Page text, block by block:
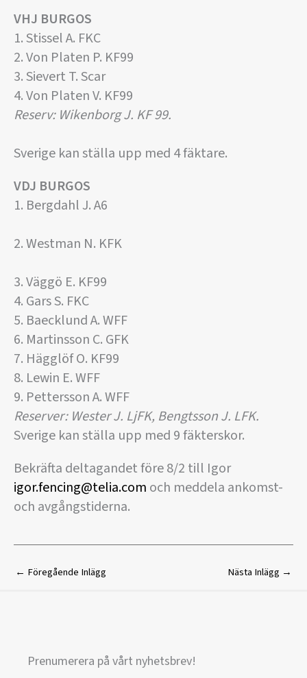
VHJ BURGOS
1. Stissel A. FKC
2. Von Platen P. KF99
3. Sievert T. Scar
4. Von Platen V. KF99
Reserv: Wikenborg J. KF 99.
Sverige kan ställa upp med 4 fäktare.
VDJ BURGOS
1. Bergdahl J. A6
2. Westman N. KFK
3. Väggö E. KF99
4. Gars S. FKC
5. Baecklund A. WFF
6. Martinsson C. GFK
7. Hägglöf O. KF99
8. Lewin E. WFF
9. Pettersson A. WFF
Reserver: Wester J. LjFK, Bengtsson J. LFK.
Sverige kan ställa upp med 9 fäkterskor.
Bekräfta deltagandet före 8/2 till Igor
igor.fencing@telia.com och meddela ankomst-
och avgångstiderna.
← Föregående Inlägg Nästa Inlägg →
Prenumerera på vårt nyhetsbrev!